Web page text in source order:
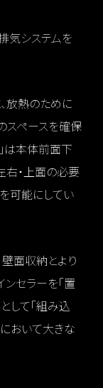
気システムを
放熱のために
スペースを確保
は本体前面下
右・上面の必要
可能にしてい
壁面収納とより
ンセラーを「置
して「組み込
おいて大きな